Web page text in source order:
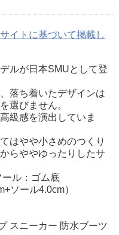
イトに基づいて掲載し
ルが日本SMUとして登
落ち着いたデザインは
選びません。
級感を演出していま
はやや小さめのつくり
らややゆったりしたサ
ル：ゴム底
ソール4.0cm）
スニーカー 防水ブーツ